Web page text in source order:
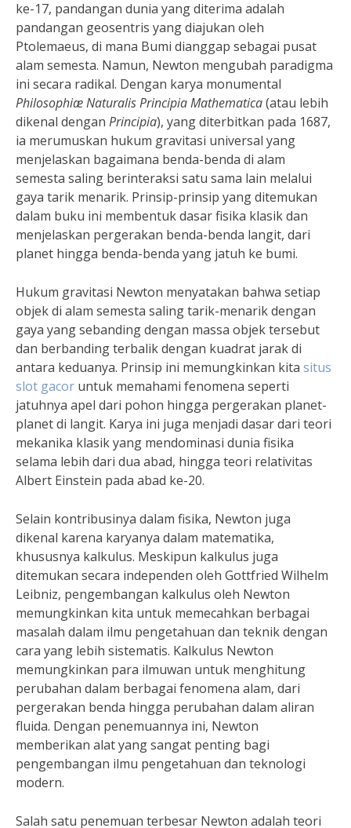
ke-17, pandangan dunia yang diterima adalah
pandangan geosentris yang diajukan oleh
Ptolemaeus, di mana Bumi dianggap sebagai pusat
alam semesta. Namun, Newton mengubah paradigma
ini secara radikal. Dengan karya monumental
Philosophiæ Naturalis Principia Mathematica(atau lebih
dikenal dengan Principia), yang diterbitkan pada 1687,
ia merumuskan hukum gravitasi universal yang
menjelaskan bagaimana benda-benda di alam
semesta saling berinteraksi satu sama lain melalui
gaya tarik menarik. Prinsip-prinsip yang ditemukan
dalam buku ini membentuk dasar fisika klasik dan
menjelaskan pergerakan benda-benda langit, dari
planet hingga benda-benda yang jatuh ke bumi.
Hukum gravitasi Newton menyatakan bahwa setiap
objek di alam semesta saling tarik-menarik dengan
gaya yang sebanding dengan massa objek tersebut
dan berbanding terbalik dengan kuadrat jarak di
antara keduanya. Prinsip ini memungkinkan kita situs
slot gacor untuk memahami fenomena seperti
jatuhnya apel dari pohon hingga pergerakan planet-
planet di langit. Karya ini juga menjadi dasar dari teori
mekanika klasik yang mendominasi dunia fisika
selama lebih dari dua abad, hingga teori relativitas
Albert Einstein pada abad ke-20.
Selain kontribusinya dalam fisika, Newton juga
dikenal karena karyanya dalam matematika,
khususnya kalkulus. Meskipun kalkulus juga
ditemukan secara independen oleh Gottfried Wilhelm
Leibniz, pengembangan kalkulus oleh Newton
memungkinkan kita untuk memecahkan berbagai
masalah dalam ilmu pengetahuan dan teknik dengan
cara yang lebih sistematis. Kalkulus Newton
memungkinkan para ilmuwan untuk menghitung
perubahan dalam berbagai fenomena alam, dari
pergerakan benda hingga perubahan dalam aliran
fluida. Dengan penemuannya ini, Newton
memberikan alat yang sangat penting bagi
pengembangan ilmu pengetahuan dan teknologi
modern.
Salah satu penemuan terbesar Newton adalah teori